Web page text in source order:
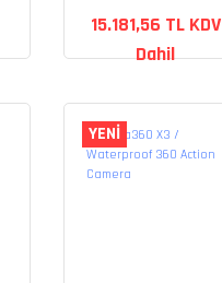
15.181,56 TL KDV
Dahil
YENİ